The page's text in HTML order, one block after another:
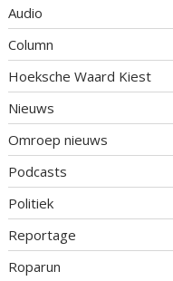
Audio
Column
Hoeksche Waard Kiest
Nieuws
Omroep nieuws
Podcasts
Politiek
Reportage
Roparun